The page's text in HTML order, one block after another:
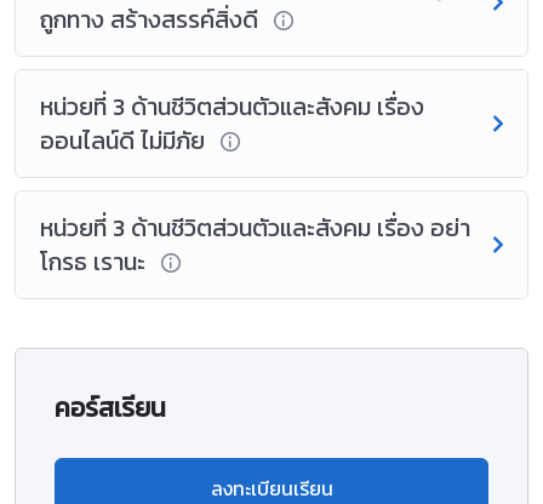
ถูกทาง สร้างสรรค์สิ่งดี
หน่วยที่ 3 ด้านชีวิตส่วนตัวและสังคม เรื่อง
ออนไลน์ดี ไม่มีภัย
หน่วยที่ 3 ด้านชีวิตส่วนตัวและสังคม เรื่อง อย่า
โกรธ เรานะ
คอร์สเรียน
ลงทะเบียนเรียน